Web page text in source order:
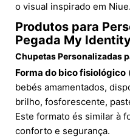
o visual inspirado em Niue.
Produtos para
Pegada My
Chupetas Personalizadas
Forma do bico fisiológico
bebés amamentados,
brilho, fosforescente,
Este formato és similar à
conforto e segurança.